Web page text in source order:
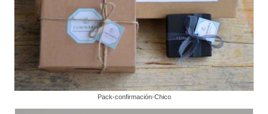
Pack-confirmación-Chico